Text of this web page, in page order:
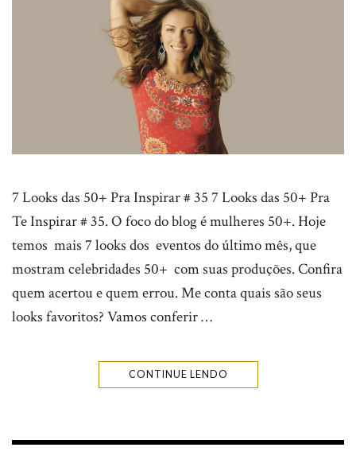
7 Looks das 50+ Pra Inspirar # 35 7 Looks das 50+ Pra
Te Inspirar # 35. O foco do blog é mulheres 50+. Hoje
temos mais 7 looks dos eventos do último mês, que
mostram celebridades 50+ com suas produções. Confira
quem acertou e quem errou. Me conta quais são seus
looks favoritos? Vamos conferir …
CONTINUE LENDO